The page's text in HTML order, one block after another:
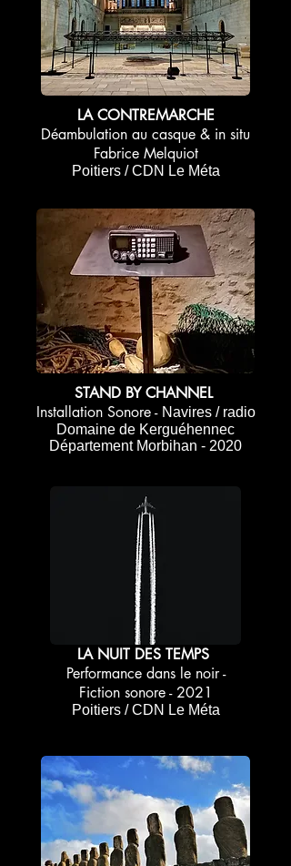
LA CONTREMARCHE
Déambulation au casque & in situ
Fabrice Melquiot
Poitiers / CDN Le Méta
STAND BY CHANNEL
Installation Sonore - Navires / radio
Domaine de Kerguéhennec
Département Morbihan - 2020
LA NUIT DES TEMPS
Performance dans le noir -
Fiction sonore - 2021
Poitiers / CDN Le Méta